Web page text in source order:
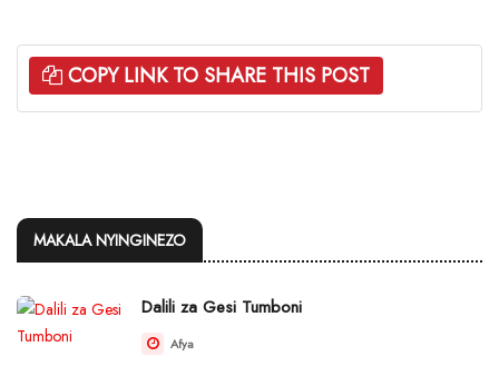
COPY LINK TO SHARE THIS POST
MAKALA NYINGINEZO
Dalili za Gesi Tumboni
Afya